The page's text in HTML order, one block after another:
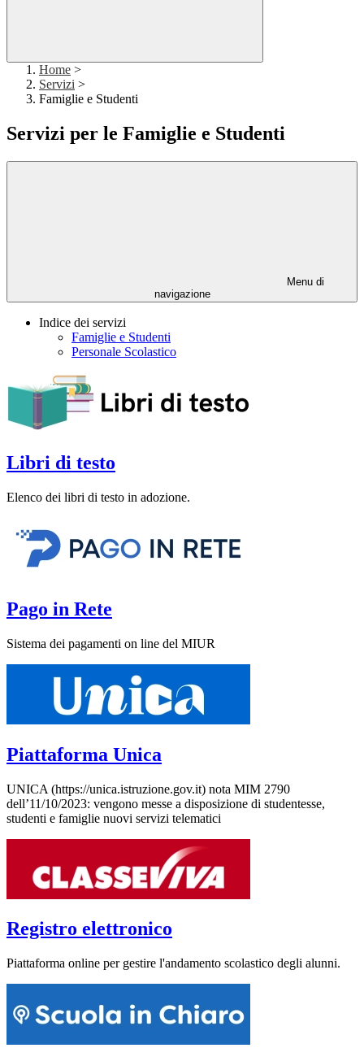
Home >
Servizi >
Famiglie e Studenti
Servizi per le Famiglie e Studenti
Menu di
navigazione
Indice dei servizi
Famiglie e Studenti
Personale Scolastico
Libri di testo
Elenco dei libri di testo in adozione.
Pago in Rete
Sistema dei pagamenti on line del MIUR
Piattaforma Unica
UNICA (https://unica.istruzione.gov.it) nota MIM 2790
dell’11/10/2023: vengono messe a disposizione di studentesse,
studenti e famiglie nuovi servizi telematici
Registro elettronico
Piattaforma online per gestire l'andamento scolastico degli alunni.